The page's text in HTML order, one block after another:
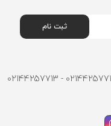
ثبت نام
02144257714 -